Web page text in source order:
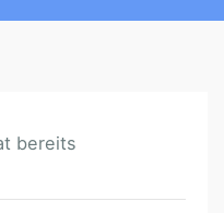
bereits